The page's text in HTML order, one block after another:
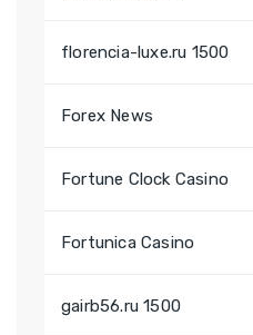
florencia-luxe.ru 1500
Forex News
Fortune Clock Casino
Fortunica Casino
gairb56.ru 1500